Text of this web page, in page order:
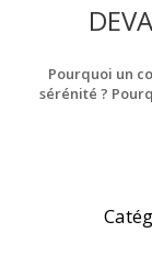
Pourquoi un
sérénité ?